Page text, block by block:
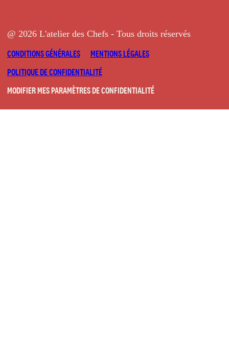
@ 2026 L'atelier des Chefs - Tous droits réservés
CONDITIONS GÉNÉRALES
MENTIONS LÉGALES
POLITIQUE DE CONFIDENTIALITÉ
MODIFIER MES PARAMÈTRES DE CONFIDENTIALITÉ